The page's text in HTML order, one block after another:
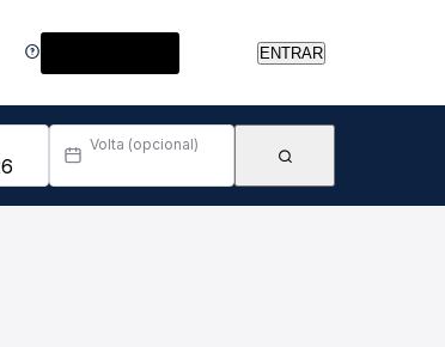
ENTRAR
Volta (opcional)